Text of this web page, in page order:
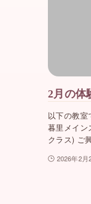
2月の体
以下の教室
暮里メイン
クラス) ご
2026年2月